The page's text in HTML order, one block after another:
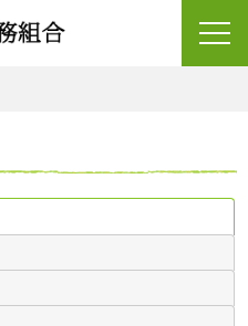
について
のご案内